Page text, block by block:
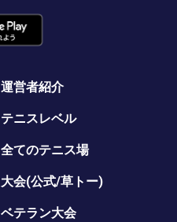
運営者紹介
テニスレベル
全てのテニス場
大会(公式/草トー)
ベテラン大会